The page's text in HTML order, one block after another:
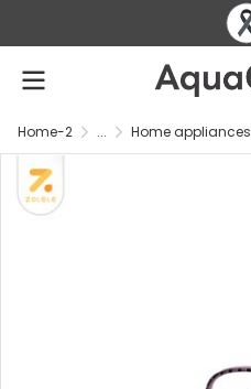
Home-2 ... Home appliances